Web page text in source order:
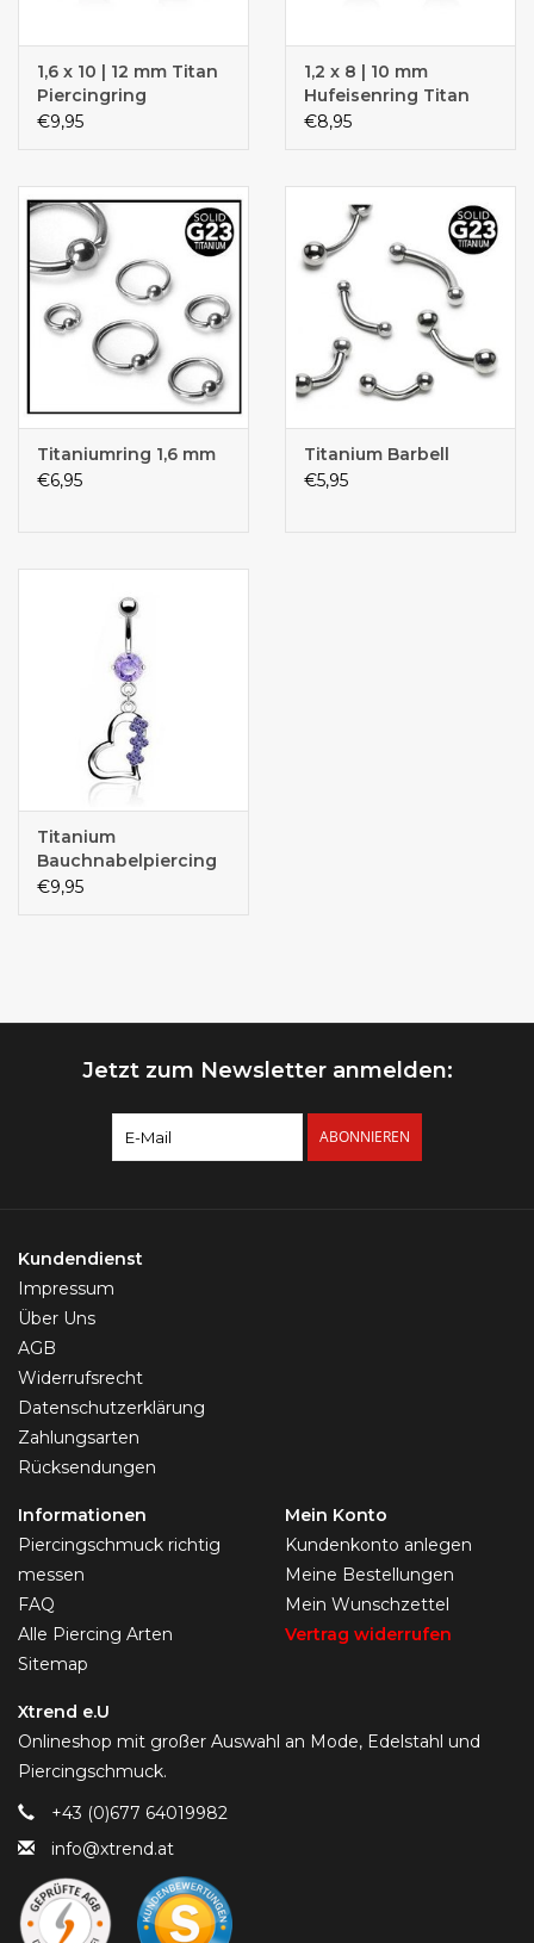
1,6 x 10 | 12 mm Titan
Piercingring
€9,95
1,2 x 8 | 10 mm
Hufeisenring Titan
€8,95
Titaniumring 1,6 mm
€6,95
Titanium Barbell
€5,95
Titanium
Bauchnabelpiercing
€9,95
Jetzt zum Newsletter anmelden:
ABONNIEREN
Kundendienst
Impressum
Über Uns
AGB
Widerrufsrecht
Datenschutzerklärung
Zahlungsarten
Rücksendungen
Informationen
Piercingschmuck richtig
messen
FAQ
Alle Piercing Arten
Sitemap
Mein Konto
Kundenkonto anlegen
Meine Bestellungen
Mein Wunschzettel
Vertrag widerrufen
Xtrend e.U
Onlineshop mit großer Auswahl an Mode, Edelstahl und
Piercingschmuck.
+43 (0)677 64019982
info@xtrend.at